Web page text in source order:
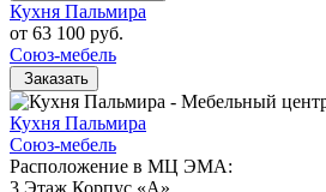
Кухня Пальмира
от 63 100 руб.
Союз-мебель
Заказать
Кухня Пальмира
Союз-мебель
Расположение в МЦ ЭМА: